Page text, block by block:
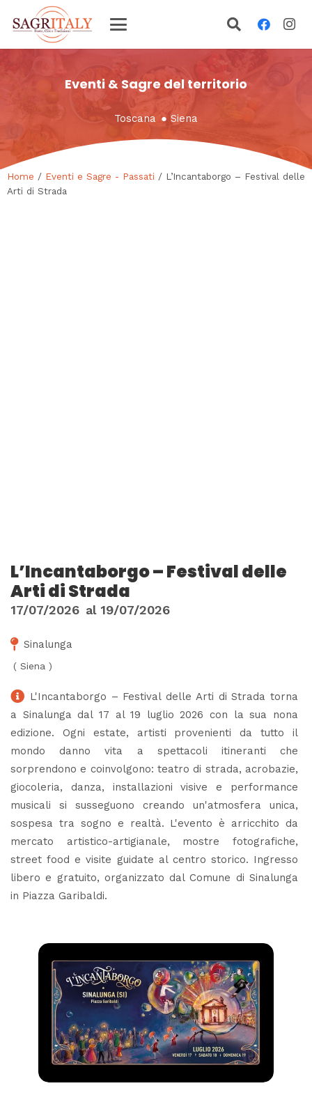
Eventi & Sagre del territorio
Toscana ● Siena
Home / Eventi e Sagre - Passati / L’Incantaborgo – Festival delle
Arti di Strada
L’Incantaborgo – Festival delle
Arti di Strada
17/07/2026 al 19/07/2026
Sinalunga
( Siena )
L'Incantaborgo – Festival delle Arti di Strada torna
a Sinalunga dal 17 al 19 luglio 2026 con la sua nona
edizione. Ogni estate, artisti provenienti da tutto il
mondo danno vita a spettacoli itineranti che
sorprendono e coinvolgono: teatro di strada, acrobazie,
giocoleria, danza, installazioni visive e performance
musicali si susseguono creando un'atmosfera unica,
sospesa tra sogno e realtà. L'evento è arricchito da
mercato artistico-artigianale, mostre fotografiche,
street food e visite guidate al centro storico. Ingresso
libero e gratuito, organizzato dal Comune di Sinalunga
in Piazza Garibaldi.